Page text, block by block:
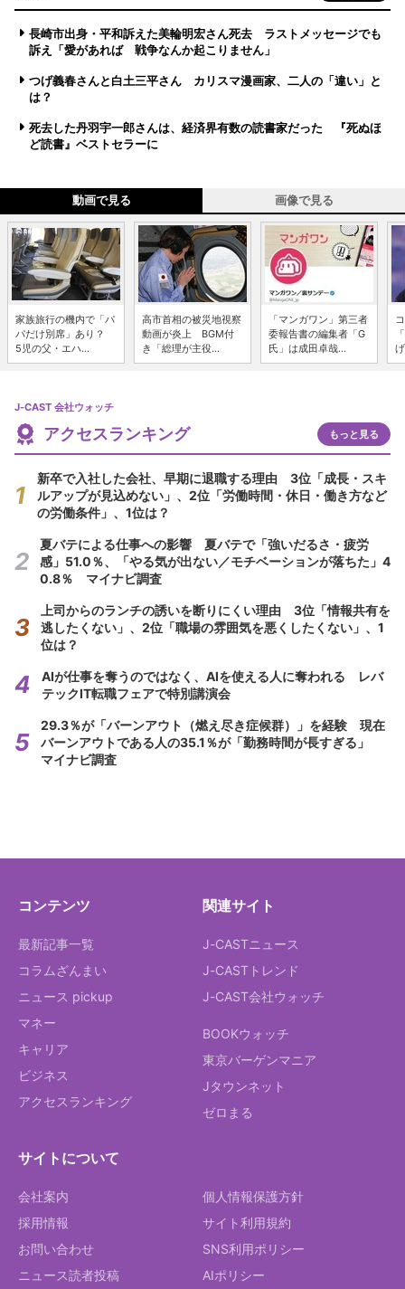
長崎市出身・平和訴えた美輪明宏さん死去 ラストメッセージでも
訴え「愛があれば 戦争なんか起こりません」
つげ義春さんと白土三平さん カリスマ漫画家、二人の「違い」と
は？
死去した丹羽宇一郎さんは、経済界有数の読書家だった 『死ぬほ
ど読書』ベストセラーに
動画で見る 画像で見る
家族旅行の機内で「パ
パだけ別席」あり？
5児の父・エハ...
高市首相の被災地視察
動画が炎上 BGM付
き「総理が主役...
「マンガワン」第三者
委報告書の編集者「G
氏」は成田卓哉...
J-CAST 会社ウォッチ
アクセスランキング もっと見る
新卒で入社した会社、早期に退職する理由 3位「成長・スキ
ルアップが見込めない」、2位「労働時間・休日・働き方など
の労働条件」、1位は？
夏バテによる仕事への影響 夏バテで「強いだるさ・疲労
感」51.0％、「やる気が出ない／モチベーションが落ちた」4
0.8％ マイナビ調査
上司からのランチの誘いを断りにくい理由 3位「情報共有を
逃したくない」、2位「職場の雰囲気を悪くしたくない」、1
位は？
AIが仕事を奪うのではなく、AIを使える人に奪われる レバ
テックIT転職フェアで特別講演会
29.3％が「バーンアウト（燃え尽き症候群）」を経験 現在
バーンアウトである人の35.1％が「勤務時間が長すぎる」
マイナビ調査
コンテンツ
最新記事一覧
コラムざんまい
ニュース pickup
マネー
キャリア
ビジネス
アクセスランキング
関連サイト
J-CASTニュース
J-CASTトレンド
J-CAST会社ウォッチ
BOOKウォッチ
東京バーゲンマニア
Jタウンネット
ゼロまる
サイトについて
会社案内
採用情報
お問い合わせ
ニュース読者投稿
個人情報保護方針
サイト利用規約
SNS利用ポリシー
AIポリシー